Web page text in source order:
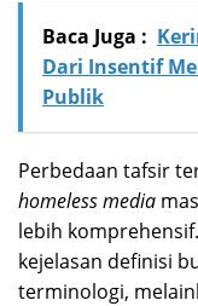
Baca Juga :
Dari Insentif
Publik
Perbedaan tafsir
homeless media
lebih
kejelasan definisi
terminologi,